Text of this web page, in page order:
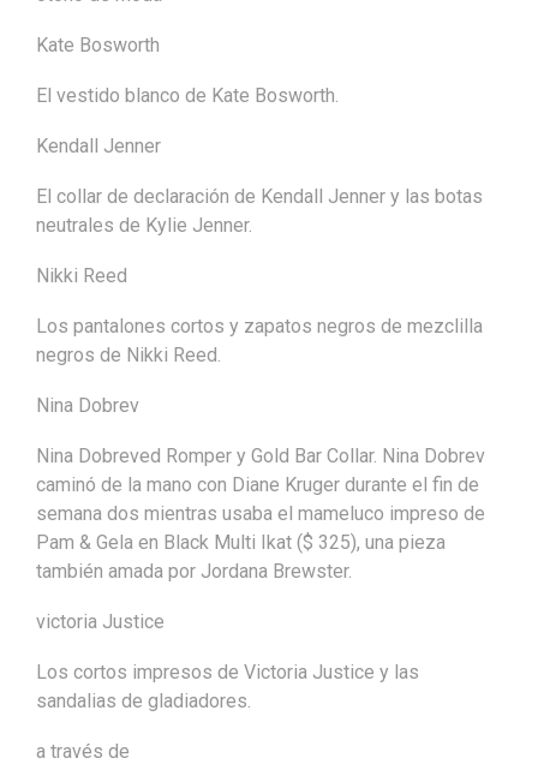
Kate Bosworth
El vestido blanco de Kate Bosworth.
Kendall Jenner
El collar de declaración de Kendall Jenner y las botas
neutrales de Kylie Jenner.
Nikki Reed
Los pantalones cortos y zapatos negros de mezclilla
negros de Nikki Reed.
Nina Dobrev
Nina Dobreved Romper y Gold Bar Collar. Nina Dobrev
caminó de la mano con Diane Kruger durante el fin de
semana dos mientras usaba el mameluco impreso de
Pam & Gela en Black Multi Ikat ($ 325), una pieza
también amada por Jordana Brewster.
victoria Justice
Los cortos impresos de Victoria Justice y las
sandalias de gladiadores.
a través de